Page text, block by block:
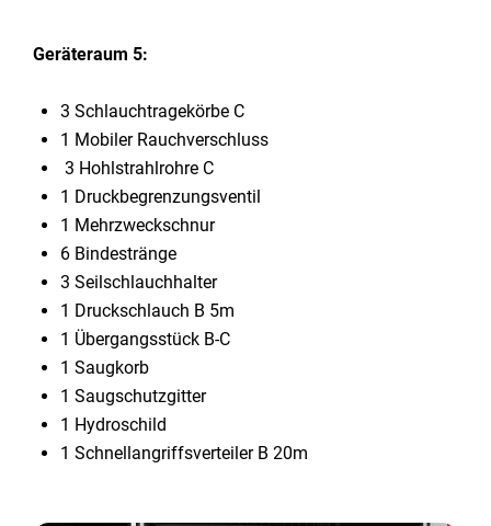
Geräteraum 5:
3 Schlauchtragekörbe C
1 Mobiler Rauchverschluss
3 Hohlstrahlrohre C
1 Druckbegrenzungsventil
1 Mehrzweckschnur
6 Bindestränge
3 Seilschlauchhalter
1 Druckschlauch B 5m
1 Übergangsstück B-C
1 Saugkorb
1 Saugschutzgitter
1 Hydroschild
1 Schnellangriffsverteiler B 20m